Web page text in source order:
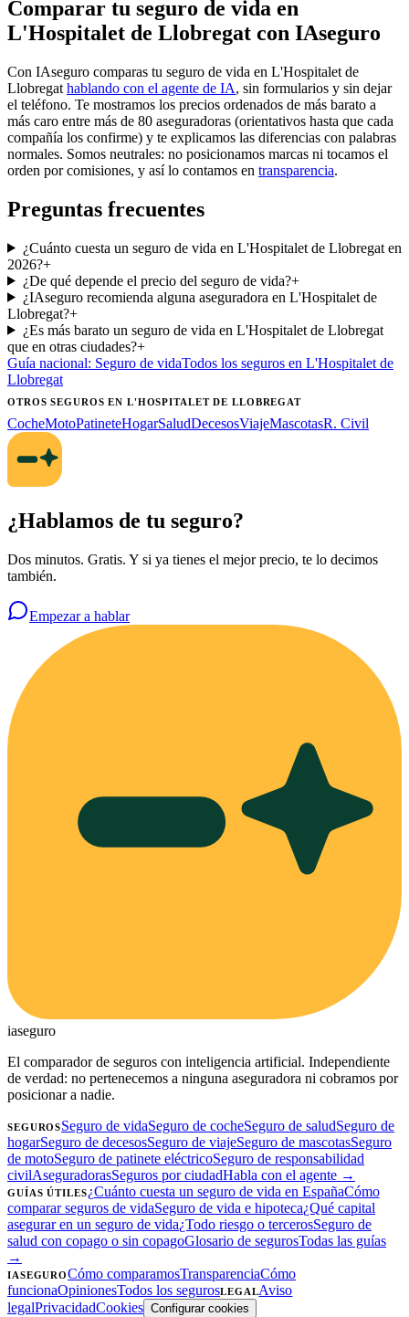
Comparar tu seguro de vida en
L'Hospitalet de Llobregat con IAseguro
Con IAseguro comparas tu seguro de vida en L'Hospitalet de
Llobregat hablando con el agente de IA, sin formularios y sin dejar
el teléfono. Te mostramos los precios ordenados de más barato a
más caro entre más de 80 aseguradoras (orientativos hasta que cada
compañía los confirme) y te explicamos las diferencias con palabras
normales. Somos neutrales: no posicionamos marcas ni tocamos el
orden por comisiones, y así lo contamos en transparencia.
Preguntas frecuentes
¿Cuánto cuesta un seguro de vida en L'Hospitalet de Llobregat en
2026?+
¿De qué depende el precio del seguro de vida?+
¿IAseguro recomienda alguna aseguradora en L'Hospitalet de
Llobregat?+
¿Es más barato un seguro de vida en L'Hospitalet de Llobregat
que en otras ciudades?+
Guía nacional: Seguro de vidaTodos los seguros en L'Hospitalet de
Llobregat
OTROS SEGUROSEN L'HOSPITALET DE LLOBREGAT
CocheMotoPatineteHogarSaludDecesosViajeMascotasR. Civil
¿Hablamos de tu seguro?
Dos minutos. Gratis. Y si ya tienes el mejor precio, te lo decimos
también.
Empezar a hablar
iaseguro
El comparador de seguros con inteligencia artificial. Independiente
de verdad: no pertenecemos a ninguna aseguradora ni cobramos por
posicionar a nadie.
SEGUROSSeguro de vidaSeguro de cocheSeguro de saludSeguro de
hogarSeguro de decesosSeguro de viajeSeguro de mascotasSeguro
de motoSeguro de patinete eléctricoSeguro de responsabilidad
civilAseguradorasSeguros por ciudadHabla con el agente →
GUÍAS ÚTILES¿Cuánto cuesta un seguro de vida en EspañaCómo
comparar seguros de vidaSeguro de vida e hipoteca¿Qué capital
asegurar en un seguro de vida¿Todo riesgo o tercerosSeguro de
salud con copago o sin copagoGlosario de segurosTodas las guías
→
IASEGUROCómo comparamosTransparenciaCómo
funcionaOpinionesTodos los segurosLEGALAviso
legalPrivacidadCookies Configurar cookies